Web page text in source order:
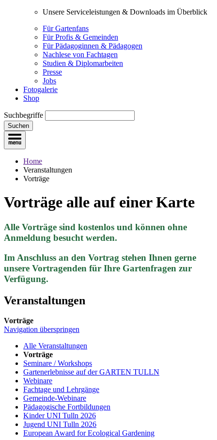
Unsere Serviceleistungen & Downloads im Überblick
Für Gartenfans
Für Profis & Gemeinden
Für Pädagoginnen & Pädagogen
Nachlese von Fachtagen
Studien & Diplomarbeiten
Presse
Jobs
Fotogalerie
Shop
Suchbegriffe
Suchen
Home
Veranstaltungen
Vorträge
Vorträge alle auf einer Karte
Alle Vorträge sind kostenlos und können ohne
Anmeldung besucht werden.
Im Anschluss an den Vortrag stehen Ihnen gerne
unsere Vortragenden für Ihre Gartenfragen zur
Verfügung.
Veranstaltungen
Vorträge
Navigation überspringen
Alle Veranstaltungen
Vorträge
Seminare / Workshops
Gartenerlebnisse auf der GARTEN TULLN
Webinare
Fachtage und Lehrgänge
Gemeinde-Webinare
Pädagogische Fortbildungen
Kinder UNI Tulln 2026
Jugend UNI Tulln 2026
European Award for Ecological Gardening